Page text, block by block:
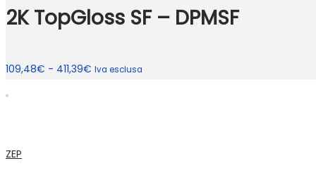
2K TopGloss SF – DPMSF
109,48€ - 411,39€ Fascia
Iva esclusa
ZEP